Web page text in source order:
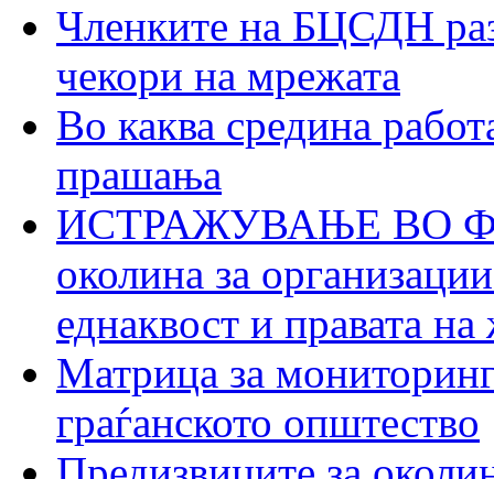
Членките на БЦСДН
чекори на мрежата
Во каква средина
прашања
ИСТРАЖУВАЊЕ ВО
околина за
еднаквост и правата
Матрица за
граѓанското општество